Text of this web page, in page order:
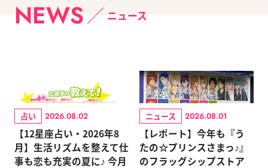
NEWS ニュース
占い 2026.08.02
【12星座占い・2026年8
月】生活リズムを整えて仕
事も恋も充実の夏に♪ 今月
ニュース 2026.08.01
【レポート】今年も『う
たの☆プリンスさまっ♪』
のフラッグシップストア